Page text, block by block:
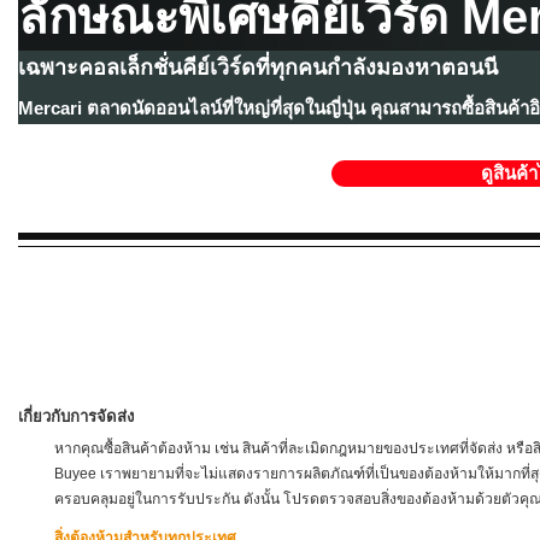
ลักษณะพิเศษคีย์เวิร์ด
เฉพาะคอลเล็กชั่นคีย์เวิร์ดที่ทุกคนกำลังมองหาตอนนี
Mercari ตลาดนัดออนไลน์ที่ใหญ่ที่สุดในญี่ปุ่น คุณสามารถซื้อสินค้า
ดูสินค้
เกี่ยวกับการจัดส่ง
หากคุณซื้อสินค้าต้องห้าม เช่น สินค้าที่ละเมิดกฎหมายของประเทศที่จัดส่ง หรื
Buyee เราพยายามที่จะไม่แสดงรายการผลิตภัณฑ์ที่เป็นของต้องห้ามให้มาก
ครอบคลุมอยู่ในการรับประกัน ดังนั้น โปรดตรวจสอบสิ่งของต้องห้ามด้วยตัวคุณ